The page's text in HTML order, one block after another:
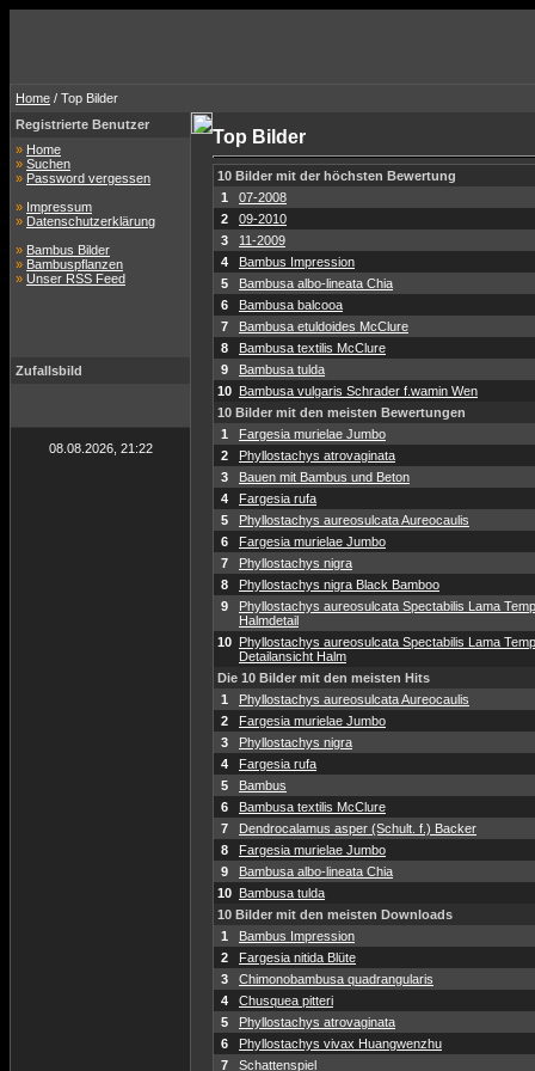
Home / Top Bilder
Registrierte Benutzer
» Home
» Suchen
» Password vergessen
» Impressum
» Datenschutzerklärung
» Bambus Bilder
» Bambuspflanzen
» Unser RSS Feed
Zufallsbild
08.08.2026, 21:22
Top Bilder
10 Bilder mit der höchsten Bewertung
1
07-2008
2
09-2010
3
11-2009
4
Bambus Impression
5
Bambusa albo-lineata Chia
6
Bambusa balcooa
7
Bambusa etuldoides McClure
8
Bambusa textilis McClure
9
Bambusa tulda
10 Bambusa vulgaris Schrader f.wamin Wen
10 Bilder mit den meisten Bewertungen
1
Fargesia murielae Jumbo
2
Phyllostachys atrovaginata
3
Bauen mit Bambus und Beton
4
Fargesia rufa
5
Phyllostachys aureosulcata Aureocaulis
6
Fargesia murielae Jumbo
7
Phyllostachys nigra
8
Phyllostachys nigra Black Bamboo
9
Phyllostachys aureosulcata Spectabilis Lama
Halmdetail
10 Phyllostachys aureosulcata Spectabilis Lama
Detailansicht Halm
Die 10 Bilder mit den meisten Hits
1
Phyllostachys aureosulcata Aureocaulis
2
Fargesia murielae Jumbo
3
Phyllostachys nigra
4
Fargesia rufa
5
Bambus
6
Bambusa textilis McClure
7
Dendrocalamus asper (Schult. f.) Backer
8
Fargesia murielae Jumbo
9
Bambusa albo-lineata Chia
10 Bambusa tulda
10 Bilder mit den meisten Downloads
1
Bambus Impression
2
Fargesia nitida Blüte
3
Chimonobambusa quadrangularis
4
Chusquea pitteri
5
Phyllostachys atrovaginata
6
Phyllostachys vivax Huangwenzhu
7
Schattenspiel